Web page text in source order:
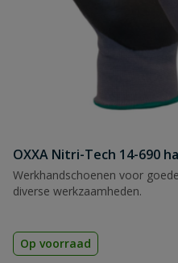
OXXA Nitri-Tech 14-690
Werkhandschoenen voor
diverse werkzaamheden.
Op voorraad